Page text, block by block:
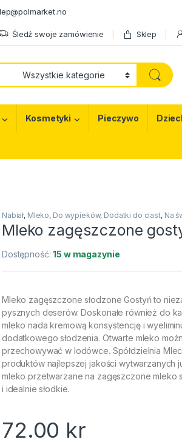
Śledź swoje zamówienie Sklep
Kosmetyki Pieczywo
Nabiał, Mleko, Do wypieków, Dodatki do ciast, Na
Mleko zagęszczone
Dostępność:15 w magazynie
Mleko zagęszczone słodzone Gostyń to
pysznych deserów. Doskonałe również do
mleko nada kremową konsystencję i
dodatkowego słodzenia. Otwarte mleko
przechowywać w lodówce. Spółdzielnia
produktów najlepszej jakości wytwarzanych
mleko przetwarzane na zagęszczone mleko
i idealnie słodkie.
72.00 kr